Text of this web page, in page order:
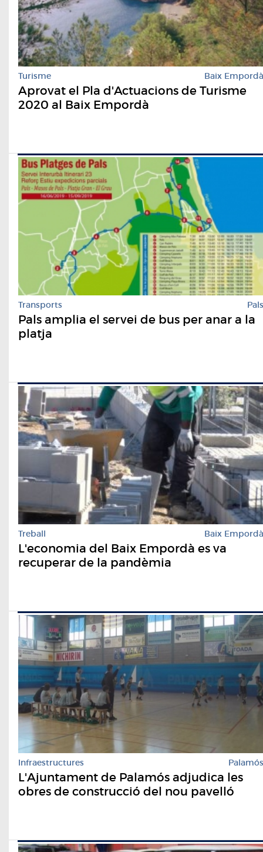
Turisme Baix Empordà
Aprovat el Pla d'Actuacions de Turisme
2020 al Baix Empordà
Transports Pals
Pals amplia el servei de bus per anar a la
platja
Treball Baix Empordà
L'economia del Baix Empordà es va
recuperar de la pandèmia
Infraestructures Palamós
L'Ajuntament de Palamós adjudica les
obres de construcció del nou pavelló